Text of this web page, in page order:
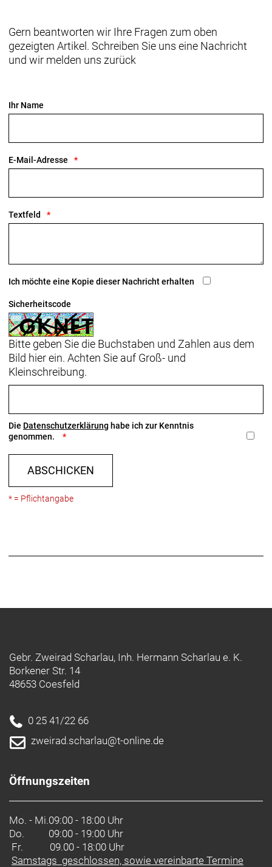
Gern beantworten wir Ihre Fragen zum oben
gezeigten Artikel. Schreiben Sie uns eine Nachricht
und wir melden uns zurück
Ihr Name
E-Mail-Adresse
Textfeld
Ich möchte eine Kopie dieser Nachricht erhalten
Sicherheitscode
Bitte geben Sie die Buchstaben und Zahlen aus dem
Bild hier ein. Achten Sie auf Groß- und
Kleinschreibung.
Die Datenschutzerklärung habe ich zur Kenntnis
genommen.
ABSCHICKEN
* = Pflichtangabe
Gebr. Zweirad Scharlau, Inh. Hermann Scharlau e. K.
Borkener Str. 14
48653 Coesfeld
0 25 41/22 66
zweirad.scharlau@t-online.de
Öffnungszeiten
Mo. - Mi.09:00 - 18:00 Uhr
Do.
09:00 - 19:00 Uhr
Fr. 09.00 - 18:00 Uhr
Samstags geschlossen, sowie vereinbarte Termine